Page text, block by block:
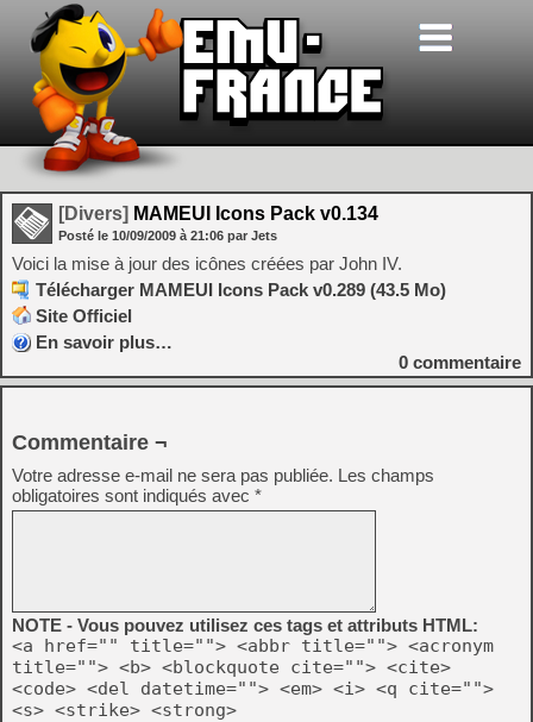
[Divers] MAMEUI Icons Pack v0.134
Posté le 10/09/2009 à 21:06 par Jets
Voici la mise à jour des icônes créées par John IV.
Télécharger MAMEUI Icons Pack v0.289 (43.5 Mo)
Site Officiel
En savoir plus…
0 commentaire
Commentaire ¬
Votre adresse e-mail ne sera pas publiée. Les champs
obligatoires sont indiqués avec *
NOTE - Vous pouvez utilisez ces tags et attributs HTML:
<a href="" title=""> <abbr title=""> <acronym
title=""> <b> <blockquote cite=""> <cite>
<code> <del datetime=""> <em> <i> <q cite="">
<s> <strike> <strong>